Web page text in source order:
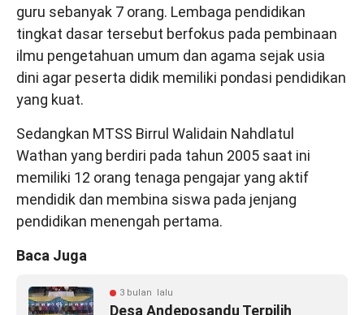
guru sebanyak 7 orang. Lembaga pendidikan
tingkat dasar tersebut berfokus pada pembinaan
ilmu pengetahuan umum dan agama sejak usia
dini agar peserta didik memiliki pondasi pendidikan
yang kuat.
Sedangkan MTSS Birrul Walidain Nahdlatul
Wathan yang berdiri pada tahun 2005 saat ini
memiliki 12 orang tenaga pengajar yang aktif
mendidik dan membina siswa pada jenjang
pendidikan menengah pertama.
Baca Juga
3 bulan lalu
Desa Andeposandu Terpilih